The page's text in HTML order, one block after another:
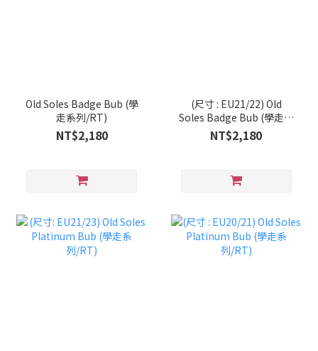
Old Soles Badge Bub (學
走系列/RT)
NT$2,180
(尺寸 : EU21/22) Old
Soles Badge Bub (學走系
列/RT)
NT$2,180